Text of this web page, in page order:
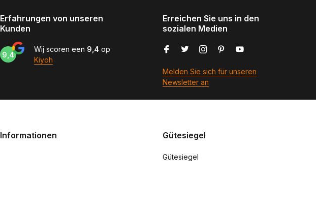
Erfahrungen von unseren
Kunden
9,4
Wij scoren een 9,4 op
Kiyoh
Erreichen Sie uns in den
sozialen Medien
Melden Sie sich für unseren
Newsletter an
Informationen Gütesiegel
Gütesiegel